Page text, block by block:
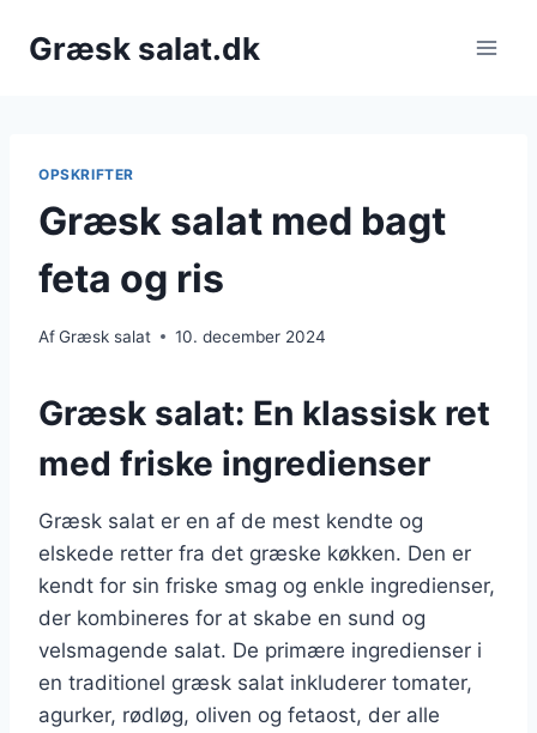
Græsk salat.dk
OPSKRIFTER
Græsk salat med bagt
feta og ris
AfGræsk salat 10. december 2024
Græsk salat: En klassisk ret
med friske ingredienser
Græsk salat er en af de mest kendte og
elskede retter fra det græske køkken. Den er
kendt for sin friske smag og enkle ingredienser,
der kombineres for at skabe en sund og
velsmagende salat. De primære ingredienser i
en traditionel græsk salat inkluderer tomater,
agurker, rødløg, oliven og fetaost, der alle